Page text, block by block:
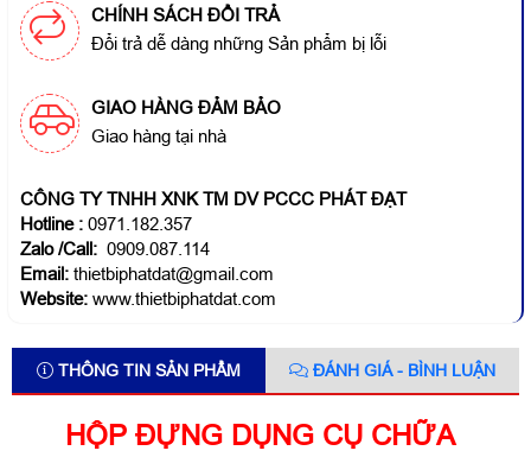
CHÍNH SÁCH ĐỔI TRẢ
Đổi trả dễ dàng những Sản phẩm bị lỗi
GIAO HÀNG ĐẢM BẢO
Giao hàng tại nhà
CÔNG TY TNHH XNK TM DV PCCC PHÁT ĐẠT
Hotline : 0971.182.357
Zalo /Call:0909.087.114
Email:thietbiphatdat@gmail.com
Website:www.thietbiphatdat.com
THÔNG TIN SẢN PHẨM ĐÁNH GIÁ - BÌNH LUẬN
HỘP ĐỰNG DỤNG CỤ CHỮA